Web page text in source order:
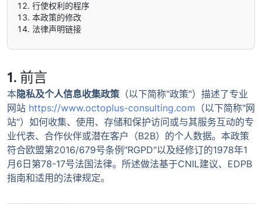
行使权利的程序
本政策的修改
法律声明链接
1. 前言
本隐私及个人信息收集政策（以下简称"政策"）描述了专业
网站 https://www.octoplus-consulting.com （以下简称"网
站"）如何收集、使用、存储和保护访问或与其服务互动的专
业代表、合作伙伴或潜在客户（B2B）的个人数据。本政策
符合欧盟第2016/679号条例"RGPD"以及经修订的1978年1
月6日第78-17号法国法律。所述做法基于CNIL建议、EDPB
指南和适用的法律规定。